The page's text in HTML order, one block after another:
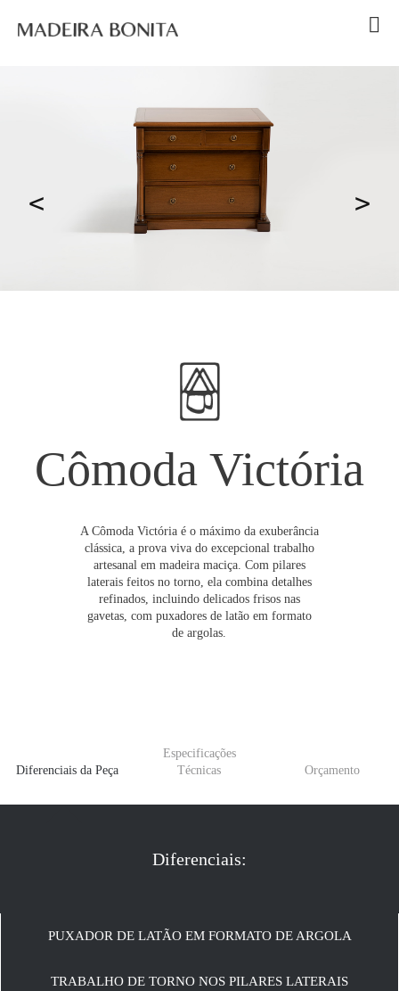
< >
Cômoda Victória
A Cômoda Victória é o máximo da exuberância
clássica, a prova viva do excepcional trabalho
artesanal em madeira maciça. Com pilares
laterais feitos no torno, ela combina detalhes
refinados, incluindo delicados frisos nas
gavetas, com puxadores de latão em formato
de argolas.
Diferenciais da Peça
Especificações
Técnicas
Orçamento
Diferenciais:
PUXADOR DE LATÃO EM FORMATO DE ARGOLA
TRABALHO DE TORNO NOS PILARES LATERAIS